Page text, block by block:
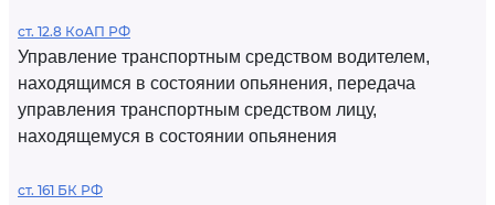
ст. 12.8 КоАП РФ
Управление транспортным средством водителем,
находящимся в состоянии опьянения, передача
управления транспортным средством лицу,
находящемуся в состоянии опьянения
ст. 161 БК РФ